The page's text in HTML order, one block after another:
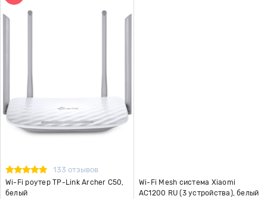
133 отзывов
Wi-Fi роутер TP-Link Archer C50,
белый
Wi-Fi Mesh система Xiaomi
AC1200 RU (3 устройства), белый